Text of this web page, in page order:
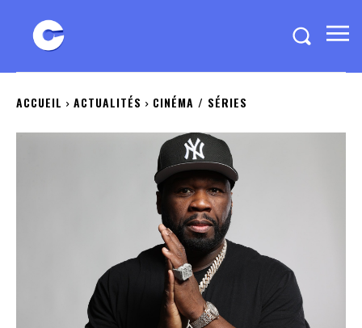
ACCUEIL ACTUALITÉS CINÉMA / SÉRIES